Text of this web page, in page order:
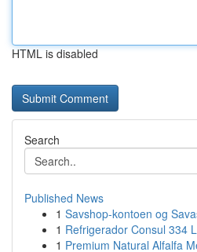
HTML is disabled
Search
Published News
1 Savshop-kontoen og
1 Refrigerador Consul 334
1 Premium Natural Alfalfa